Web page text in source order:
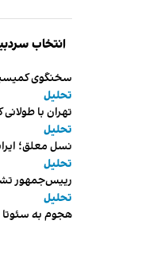
انتخاب
سخنگوی کمیسیون بهداشت
تحلیل
تهران با
تحلیل
نسل معلق؛
تحلیل
رییس‌جمهور
تحلیل
هجوم به سئوتا